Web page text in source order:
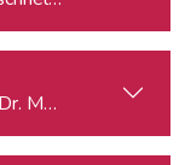
Markus Reisner -